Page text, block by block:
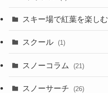
スキー場で紅葉を楽しむ
スクール (1)
スノーコラム (21)
スノーサーチ (26)